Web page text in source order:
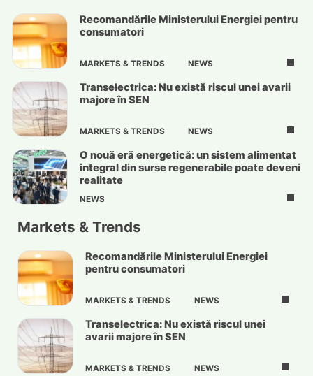
Recomandările Ministerului Energiei pentru
consumatori
MARKETS & TRENDS NEWS
Transelectrica: Nu există riscul unei avarii
majore în SEN
MARKETS & TRENDS NEWS
O nouă eră energetică: un sistem alimentat
integral din surse regenerabile poate deveni
realitate
NEWS
Markets & Trends
Recomandările Ministerului Energiei
pentru consumatori
MARKETS & TRENDS NEWS
Transelectrica: Nu există riscul unei
avarii majore în SEN
MARKETS & TRENDS NEWS